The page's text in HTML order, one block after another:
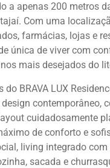
a apenas 200 metros
Com uma
farmácias, lojas e
única de viver com
mais desejados do
do BRAVA LUX
contemporâneo,
cuidadosamente
de conforto e
living integrado com
sacada e